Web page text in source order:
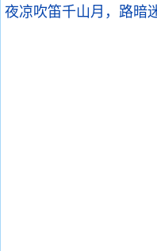
夜凉吹笛千山月，路暗